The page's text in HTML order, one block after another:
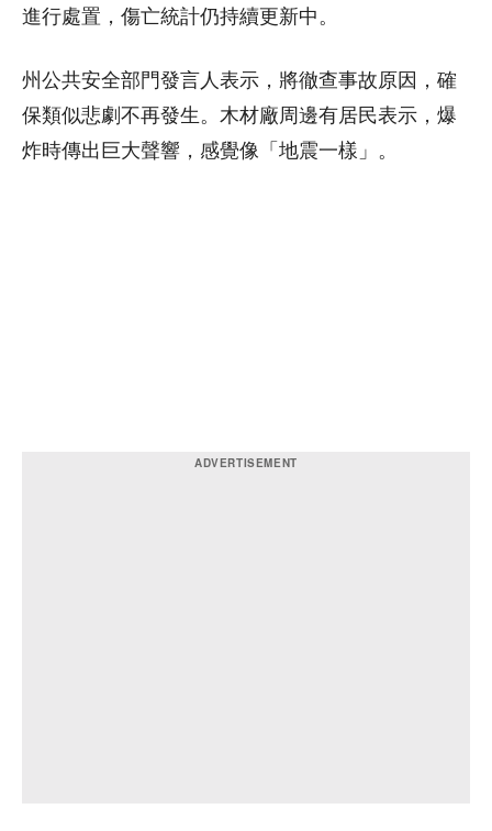
進行處置，傷亡統計仍持續更新中。
州公共安全部門發言人表示，將徹查事故原因，確
保類似悲劇不再發生。木材廠周邊有居民表示，爆
炸時傳出巨大聲響，感覺像「地震一樣」。